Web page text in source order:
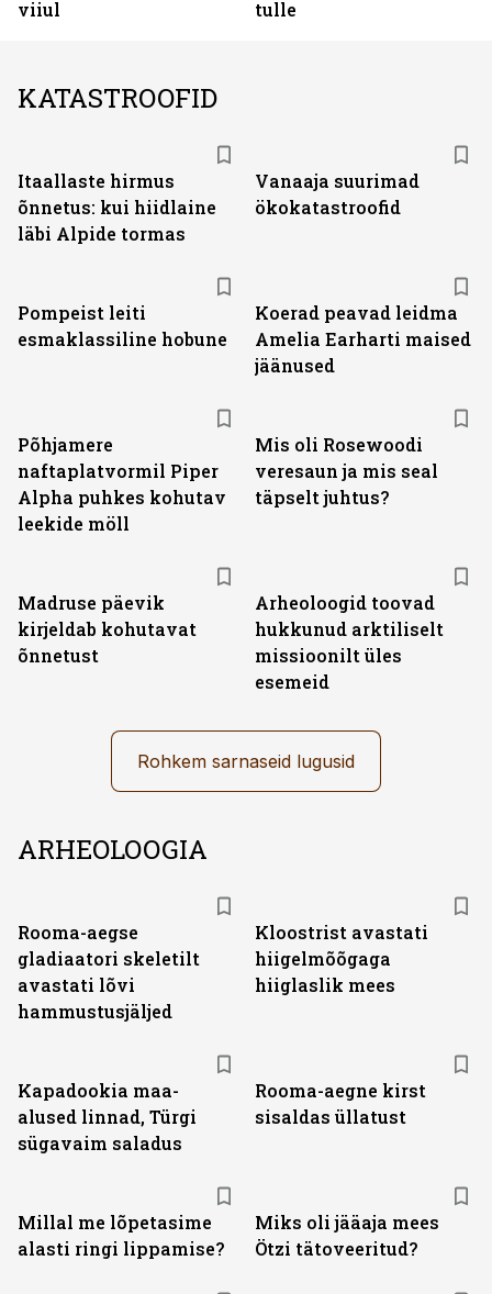
viiul tulle
KATASTROOFID
Itaallaste hirmus
õnnetus: kui hiidlaine
läbi Alpide tormas
Vanaaja suurimad
ökokatastroofid
Pompeist leiti
esmaklassiline hobune
Koerad peavad leidma
Amelia Earharti maised
jäänused
Põhjamere
naftaplatvormil Piper
Alpha puhkes kohutav
leekide möll
Mis oli Rosewoodi
veresaun ja mis seal
täpselt juhtus?
Madruse päevik
kirjeldab kohutavat
õnnetust
Arheoloogid toovad
hukkunud arktiliselt
missioonilt üles
esemeid
Rohkem sarnaseid lugusid
ARHEOLOOGIA
Rooma-aegse
gladiaatori skeletilt
avastati lõvi
hammustusjäljed
Kloostrist avastati
hiigelmõõgaga
hiiglaslik mees
Kapadookia maa-
alused linnad, Türgi
sügavaim saladus
Rooma-aegne kirst
sisaldas üllatust
Millal me lõpetasime
alasti ringi lippamise?
Miks oli jääaja mees
Ötzi tätoveeritud?